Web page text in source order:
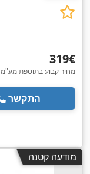
‏319 ‏€
מחיר קבוע בתוספת מע"מ
התקשר
מודעה קטנה